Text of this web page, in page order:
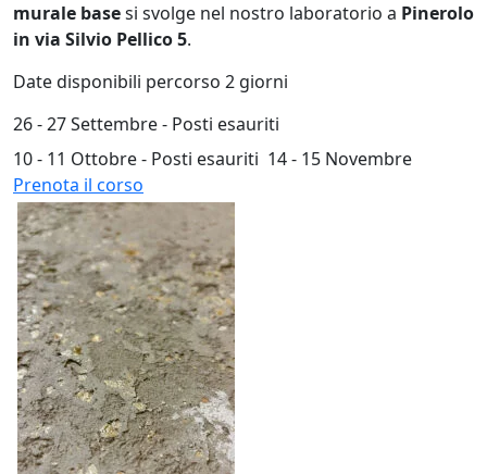
murale basesi svolge nel nostro laboratorio a Pinerolo
in via Silvio Pellico 5.
Date disponibili percorso 2 giorni
26 - 27 Settembre - Posti esauriti
10 - 11 Ottobre - Posti esauriti 14 - 15 Novembre
Prenota il corso